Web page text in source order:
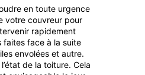
en toute urgence
votre couvreur pour
rapidement
faites face à la suite
envolées et autre.
de la toiture. Cela